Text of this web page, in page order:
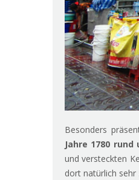
Besonders
Jahre 1780
und versteckten
dort natürlich sehr